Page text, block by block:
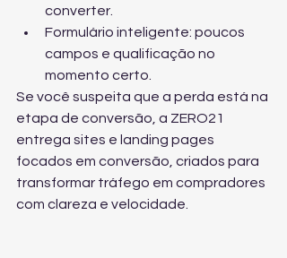
converter.
Formulário inteligente: poucos
campos e qualificação no
momento certo.
Se você suspeita que a perda está na
etapa de conversão, a ZERO21
entrega sites e landing pages
focados em conversão , criados para
transformar tráfego em compradores
com clareza e velocidade.